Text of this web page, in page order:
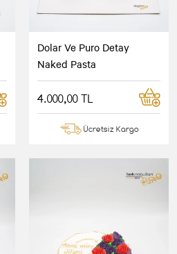
Dolar Ve Puro Detay
Naked Pasta
4.000,00 TL
Ücretsiz Kargo